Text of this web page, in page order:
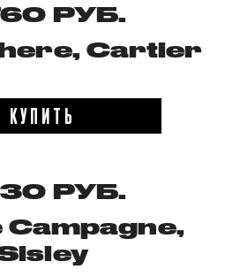
РУБ.
Cartier
КУПИТЬ
РУБ.
Campagne,